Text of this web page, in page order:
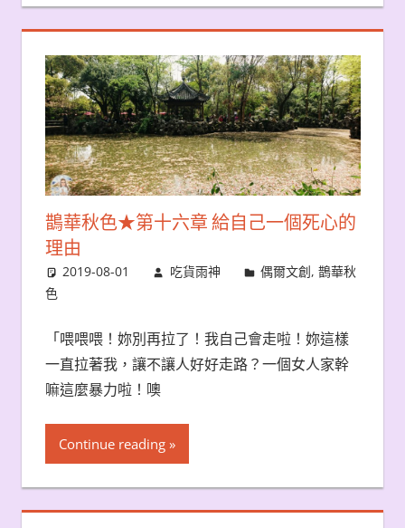
鵲華秋色★第十六章 給自己一個死心的
理由
2019-08-01 吃貨雨神 偶爾文創,鵲華秋
色
「喂喂喂！妳別再拉了！我自己會走啦！妳這樣
一直拉著我，讓不讓人好好走路？一個女人家幹
嘛這麼暴力啦！噢
Continue reading